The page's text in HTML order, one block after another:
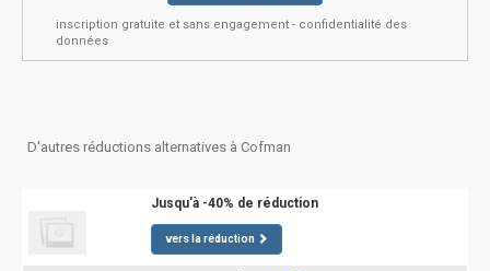
inscription gratuite et sans engagement - confidentialité des
données
D'autres réductions alternatives à Cofman
Jusqu'à -40% de réduction
vers la réduction